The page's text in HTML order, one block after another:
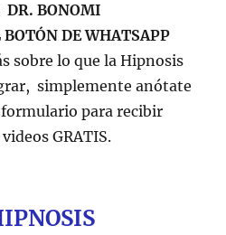
DR. BONOMI
BOTÓN DE WHATSAPP
sobre lo que la Hipnosis
simplemente anótate
para recibir
GRATIS.